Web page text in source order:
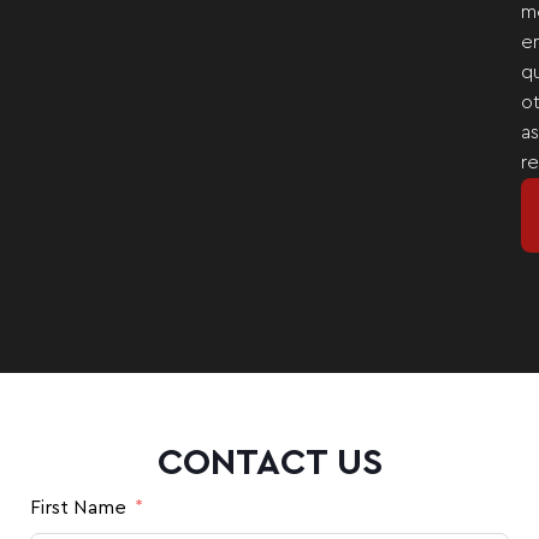
CONTACT US
First Name